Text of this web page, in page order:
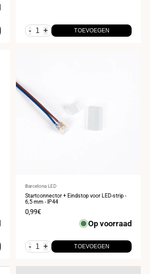
- + TOEVOEGEN
Leverancier:
Barcelona LED
Startconnector + Eindstop voor LED-strip -
6,5 mm - IP44
Verkoopprijs
0,99€
Op voorraad
- + TOEVOEGEN